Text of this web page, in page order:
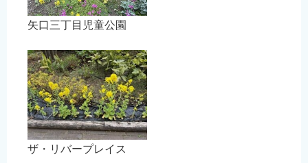
矢口三丁目児童公園
ザ・リバープレイス